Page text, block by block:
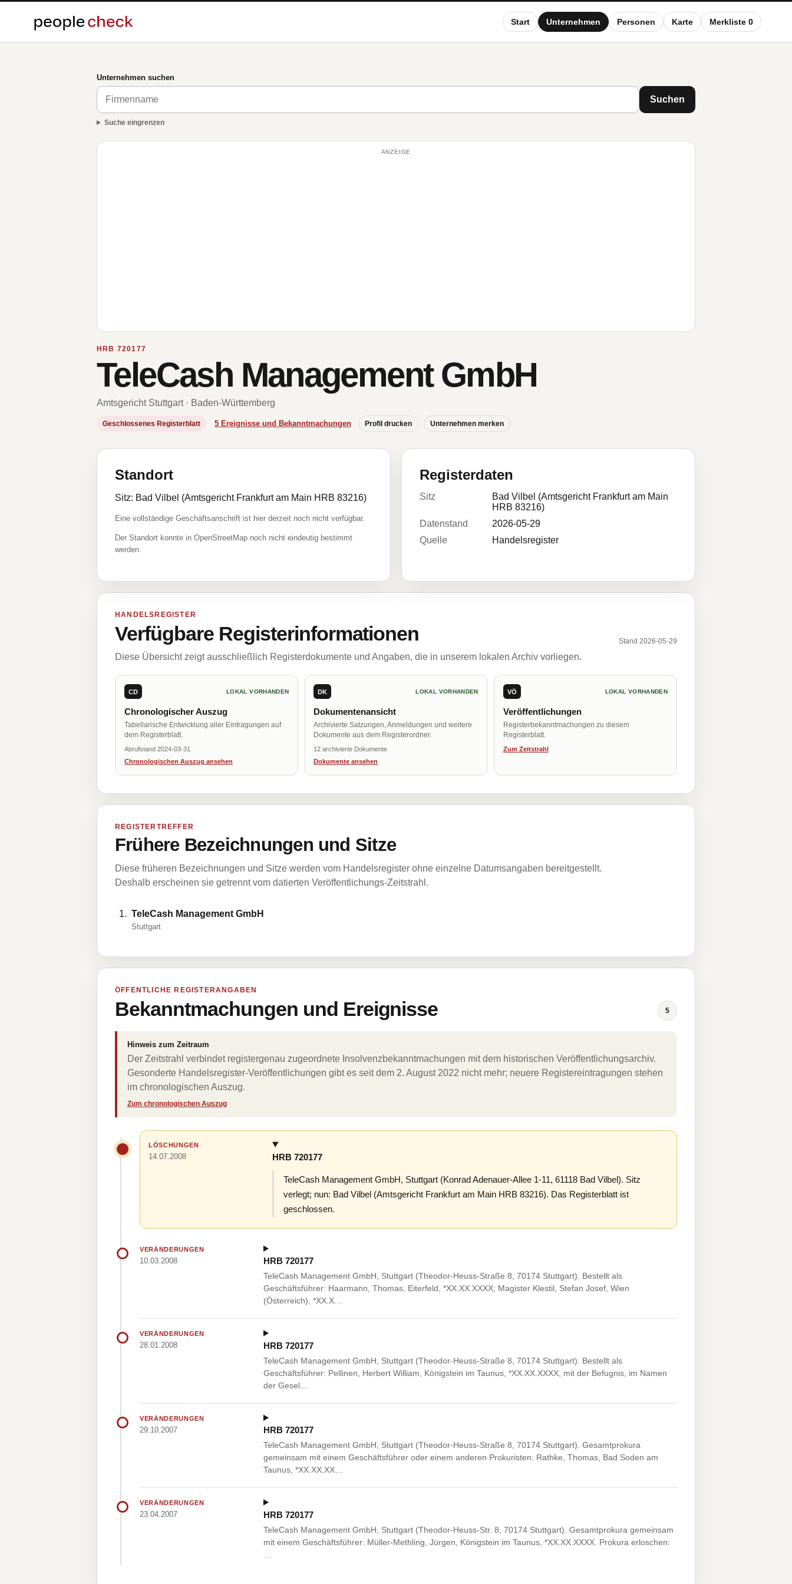
Start Unternehmen Personen Karte Merkliste 0
Unternehmen suchen
Suchen
Suche eingrenzen
ANZEIGE
HRB 720177
TeleCash Management GmbH
Amtsgericht Stuttgart · Baden-Württemberg
Geschlossenes Registerblatt 5 Ereignisse und Bekanntmachungen Profil drucken Unternehmen merken
Standort
Sitz: Bad Vilbel (Amtsgericht Frankfurt am Main HRB 83216)
Eine vollständige Geschäftsanschrift ist hier derzeit noch nicht verfügbar.
Der Standort konnte in OpenStreetMap noch nicht eindeutig bestimmt
werden.
Registerdaten
Sitz
Bad Vilbel (Amtsgericht Frankfurt am Main
HRB 83216)
Datenstand
2026-05-29
Quelle
Handelsregister
HANDELSREGISTER
Verfügbare Registerinformationen Stand 2026-05-29
Diese Übersicht zeigt ausschließlich Registerdokumente und Angaben, die in unserem lokalen Archiv vorliegen.
CD LOKAL VORHANDEN
Chronologischer Auszug
Tabellarische Entwicklung aller Eintragungen auf
dem Registerblatt.
Abrufstand 2024-03-31
Chronologischen Auszug ansehen
DK LOKAL VORHANDEN
Dokumentenansicht
Archivierte Satzungen, Anmeldungen und weitere
Dokumente aus dem Registerordner.
12 archivierte Dokumente
Dokumente ansehen
VÖ LOKAL VORHANDEN
Veröffentlichungen
Registerbekanntmachungen zu diesem
Registerblatt.
Zum Zeitstrahl
REGISTERTREFFER
Frühere Bezeichnungen und Sitze
Diese früheren Bezeichnungen und Sitze werden vom Handelsregister ohne einzelne Datumsangaben bereitgestellt.
Deshalb erscheinen sie getrennt vom datierten Veröffentlichungs-Zeitstrahl.
TeleCash Management GmbH
Stuttgart
ÖFFENTLICHE REGISTERANGABEN
Bekanntmachungen und Ereignisse 5
Hinweis zum Zeitraum
Der Zeitstrahl verbindet registergenau zugeordnete Insolvenzbekanntmachungen mit dem historischen Veröffentlichungsarchiv.
Gesonderte Handelsregister-Veröffentlichungen gibt es seit dem 2. August 2022 nicht mehr; neuere Registereintragungen stehen
im chronologischen Auszug.
Zum chronologischen Auszug
LÖSCHUNGEN
14.07.2008 HRB 720177
TeleCash Management GmbH, Stuttgart (Konrad Adenauer-Allee 1-11, 61118 Bad Vilbel). Sitz
verlegt; nun: Bad Vilbel (Amtsgericht Frankfurt am Main HRB 83216). Das Registerblatt ist
geschlossen.
VERÄNDERUNGEN
10.03.2008 HRB 720177
TeleCash Management GmbH, Stuttgart (Theodor-Heuss-Straße 8, 70174 Stuttgart). Bestellt als
Geschäftsführer: Haarmann, Thomas, Eiterfeld, *XX.XX.XXXX; Magister Klestil, Stefan Josef, Wien
(Österreich), *XX.X…
VERÄNDERUNGEN
28.01.2008 HRB 720177
TeleCash Management GmbH, Stuttgart (Theodor-Heuss-Straße 8, 70174 Stuttgart). Bestellt als
Geschäftsführer: Pellinen, Herbert William, Königstein im Taunus, *XX.XX.XXXX, mit der Befugnis, im Namen
der Gesel…
VERÄNDERUNGEN
29.10.2007 HRB 720177
TeleCash Management GmbH, Stuttgart (Theodor-Heuss-Straße 8, 70174 Stuttgart). Gesamtprokura
gemeinsam mit einem Geschäftsführer oder einem anderen Prokuristen: Rathke, Thomas, Bad Soden am
Taunus, *XX.XX.XX…
VERÄNDERUNGEN
23.04.2007 HRB 720177
TeleCash Management GmbH, Stuttgart (Theodor-Heuss-Str. 8, 70174 Stuttgart). Gesamtprokura gemeinsam
mit einem Geschäftsführer: Müller-Methling, Jürgen, Königstein im Taunus, *XX.XX.XXXX. Prokura erloschen: